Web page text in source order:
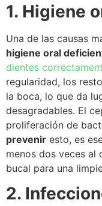
1. Higiene
Una de las causas
higiene oral
dientes
regularidad, los
la boca, lo que da
desagradables. El
proliferación de
prevenir esto, es
menos dos veces al
bucal para una
2.